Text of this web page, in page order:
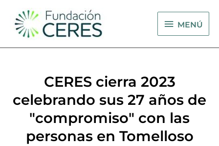
contenido
MENÚ
MENÚ
CERES cierra 2023
celebrando sus 27 años de
"compromiso" con las
personas en Tomelloso